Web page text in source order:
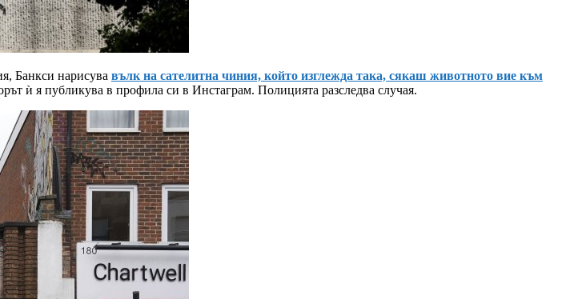
Банкси нарисува вълк на сателитна чиния, който изглежда така, сякаш животното вие към
ѝ я публикува в профила си в Инстаграм. Полицията разследва случая.